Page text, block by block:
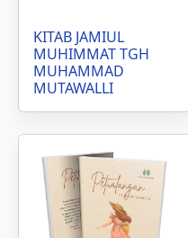
KITAB JAMIUL
MUHIMMAT TGH
MUHAMMAD
MUTAWALLI